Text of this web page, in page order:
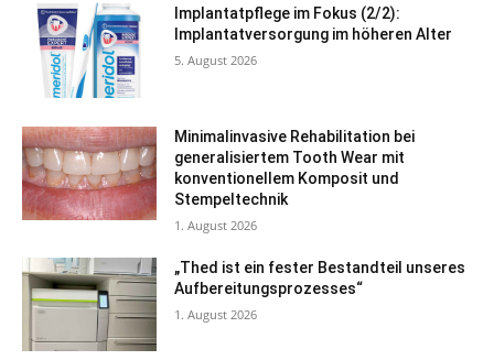
Implantatpflege im Fokus (2/2):
Implantatversorgung im höheren Alter
5. August 2026
Minimalinvasive Rehabilitation bei
generalisiertem Tooth Wear mit
konventionellem Komposit und
Stempeltechnik
1. August 2026
„Thed ist ein fester Bestandteil unseres
Aufbereitungsprozesses“
1. August 2026